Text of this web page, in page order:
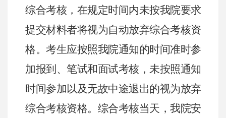
综合考核，在规定时间内未按我院要求
提交材料者将视为自动放弃综合考核资
格。考生应按照我院通知的时间准时参
加报到、笔试和面试考核，未按照通知
时间参加以及无故中途退出的视为放弃
综合考核资格。综合考核当天，我院安